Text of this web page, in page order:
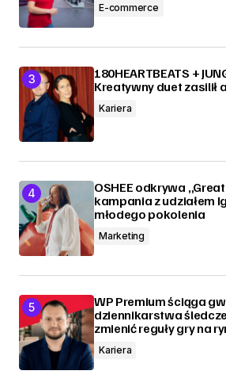
E-commerce
180HEARTBEATS +
Kreatywny duet zasilił
Kariera
OSHEE odkrywa
kampania z udziałem
młodego pokolenia
Marketing
WP Premium ściąga
dziennikarstwa
zmienić reguły gry na
Kariera